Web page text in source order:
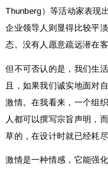
Thunberg）等活动家表现
企业领导人则显得比较平
态。没有人愿意疏远潜在客
但不可否认的是，我们生
且，如果我们诚实地面对
激情。在我看来，一个组
人都可以撰写宗旨声明，
草的，在设计时就已经耗尽
激情是一种情感，它能强